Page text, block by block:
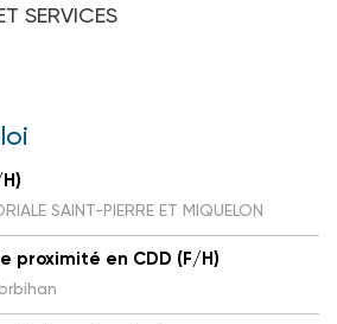
SERVICES
SAINT-PIERRE ET MIQUELON
proximité en CDD (F/H)